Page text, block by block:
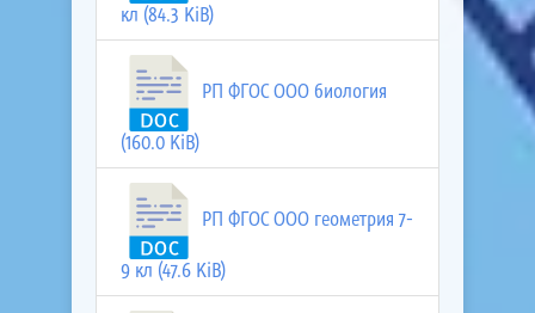
кл (84.3 KiB)
РП ФГОС ООО биология
(160.0 KiB)
РП ФГОС ООО геометрия 7-
9 кл (47.6 KiB)